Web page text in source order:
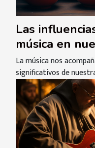
Las
música en
La música nos
significativos de